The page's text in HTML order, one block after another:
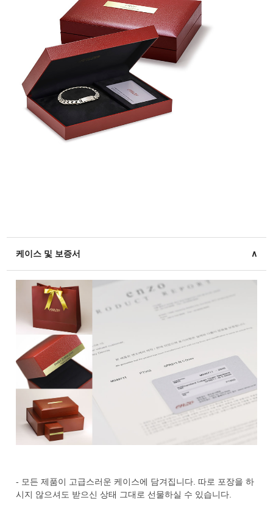
케이스 및 보증서 ∧
- 모든 제품이 고급스러운 케이스에 담겨집니다. 따로 포장을 하
시지 않으셔도 받으신 상태 그대로 선물하실 수 있습니다.